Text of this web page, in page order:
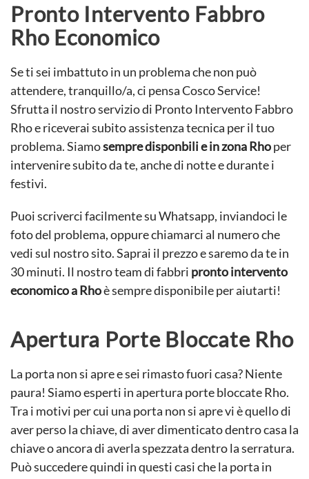
Pronto Intervento Fabbro
Rho Economico
Se ti sei imbattuto in un problema che non può
attendere, tranquillo/a, ci pensa Cosco Service!
Sfrutta il nostro servizio di Pronto Intervento Fabbro
Rho e riceverai subito assistenza tecnica per il tuo
problema. Siamosempre disponbili e in zona Rhoper
intervenire subito da te, anche di notte e durante i
festivi.
Puoi scriverci facilmente su Whatsapp, inviandoci le
foto del problema, oppure chiamarci al numero che
vedi sul nostro sito. Saprai il prezzo e saremo da te in
30 minuti. Il nostro team di fabbri pronto intervento
economico a Rhoè sempre disponibile per aiutarti!
Apertura Porte Bloccate Rho
La porta non si apre e sei rimasto fuori casa? Niente
paura! Siamo esperti in apertura porte bloccate Rho.
Tra i motivi per cui una porta non si apre vi è quello di
aver perso la chiave, di aver dimenticato dentro casa la
chiave o ancora di averla spezzata dentro la serratura.
Può succedere quindi in questi casi che la porta in